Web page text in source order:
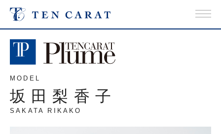
MODEL
坂田梨香子
SAKATA RIKAKO